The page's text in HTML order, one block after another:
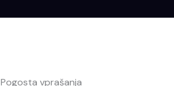
Pogosta vprašanja